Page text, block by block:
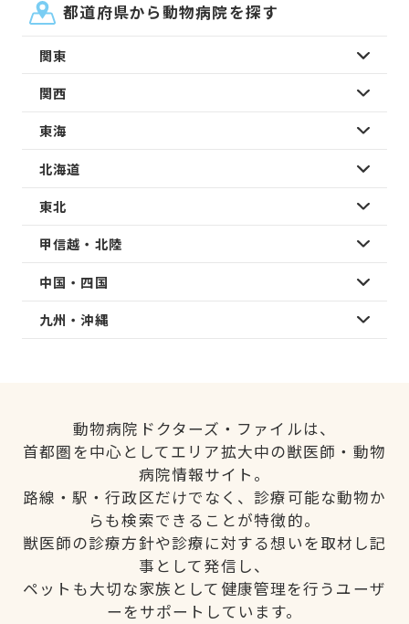
都道府県から動物病院を探す
関東
関西
東海
北海道
東北
甲信越・北陸
中国・四国
九州・沖縄
動物病院ドクターズ・ファイルは、
首都圏を中心としてエリア拡大中の獣医師・動物
病院情報サイト。
路線・駅・行政区だけでなく、診療可能な動物か
らも検索できることが特徴的。
獣医師の診療方針や診療に対する想いを取材し記
事として発信し、
ペットも大切な家族として健康管理を行うユーザ
ーをサポートしています。